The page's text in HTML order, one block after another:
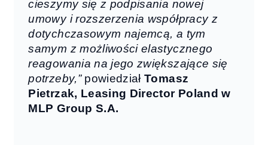
cieszymy się z podpisania nowej
umowy i rozszerzenia współpracy z
dotychczasowym najemcą, a tym
samym z możliwości elastycznego
reagowania na jego zwiększające się
potrzeby,”powiedziałTomasz
Pietrzak, Leasing Director Poland w
MLP Group S.A.